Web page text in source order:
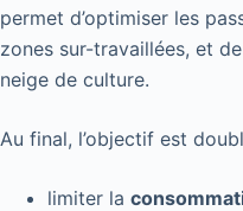
permet d’optimiser les
zones sur-travaillées, et
neige de culture.
Au final, l’objectif est
limiter la